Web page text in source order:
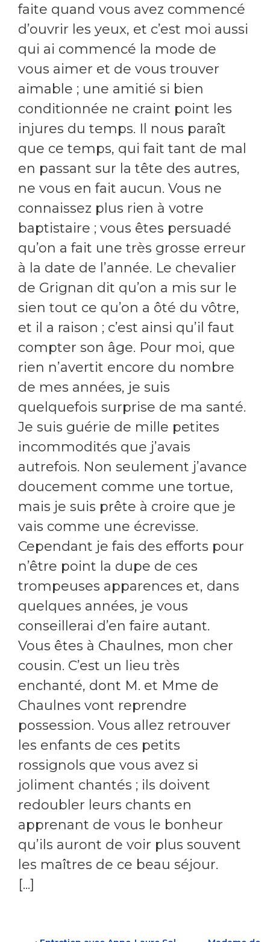
faite quand vous avez commencé
d’ouvrir les yeux, et c’est moi aussi
qui ai commencé la mode de
vous aimer et de vous trouver
aimable ; une amitié si bien
conditionnée ne craint point les
injures du temps. Il nous paraît
que ce temps, qui fait tant de mal
en passant sur la tête des autres,
ne vous en fait aucun. Vous ne
connaissez plus rien à votre
baptistaire ; vous êtes persuadé
qu’on a fait une très grosse erreur
à la date de l’année. Le chevalier
de Grignan dit qu’on a mis sur le
sien tout ce qu’on a ôté du vôtre,
et il a raison ; c’est ainsi qu’il faut
compter son âge. Pour moi, que
rien n’avertit encore du nombre
de mes années, je suis
quelquefois surprise de ma santé.
Je suis guérie de mille petites
incommodités que j’avais
autrefois. Non seulement j’avance
doucement comme une tortue,
mais je suis prête à croire que je
vais comme une écrevisse.
Cependant je fais des efforts pour
n’être point la dupe de ces
trompeuses apparences et, dans
quelques années, je vous
conseillerai d’en faire autant.
Vous êtes à Chaulnes, mon cher
cousin. C’est un lieu très
enchanté, dont M. et Mme de
Chaulnes vont reprendre
possession. Vous allez retrouver
les enfants de ces petits
rossignols que vous avez si
joliment chantés ; ils doivent
redoubler leurs chants en
apprenant de vous le bonheur
qu’ils auront de voir plus souvent
les maîtres de ce beau séjour.
[...]